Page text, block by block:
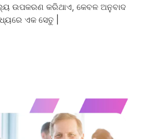
ଉପକରଣ କରିଥାଏ, କେବଳ ଅନୁବାଦ
ଏକ ସେତୁ |